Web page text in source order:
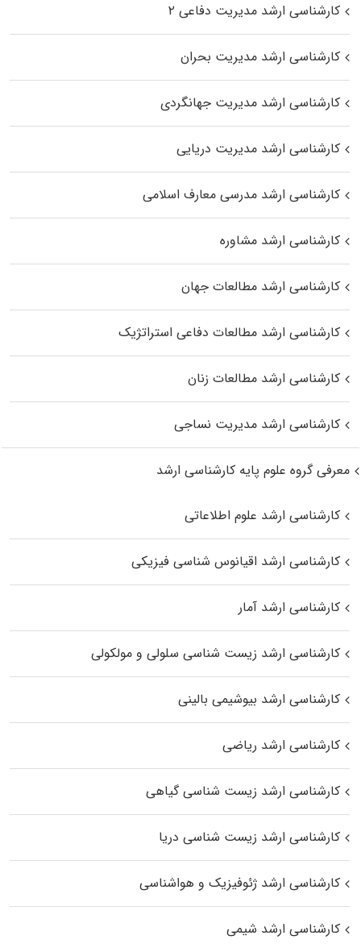
کارشناسی ارشد مدیریت دفاعی ۲
کارشناسی ارشد مدیریت بحران
کارشناسی ارشد مدیریت جهانگردی
کارشناسی ارشد مدیریت دریایی
کارشناسی ارشد مدرسی معارف اسلامی
کارشناسی ارشد مشاوره
کارشناسی ارشد مطالعات جهان
کارشناسی ارشد مطالعات دفاعی استراتژیک
کارشناسی ارشد مطالعات زنان
کارشناسی ارشد مدیریت نساجی
معرفی گروه علوم پایه کارشناسی ارشد
کارشناسی ارشد علوم اطلاعاتی
کارشناسی ارشد اقیانوس‌ شناسی فیزیکی
کارشناسی ارشد آمار
کارشناسی ارشد زیست شناسی سلولی و مولکولی
کارشناسی ارشد بیوشیمی بالینی
کارشناسی ارشد ریاضی
کارشناسی ارشد زیست‌ شناسی گیاهی
کارشناسی ارشد زیست‌ شناسی دریا
کارشناسی ارشد ژئوفیزیک و هواشناسی
کارشناسی ارشد شیمی